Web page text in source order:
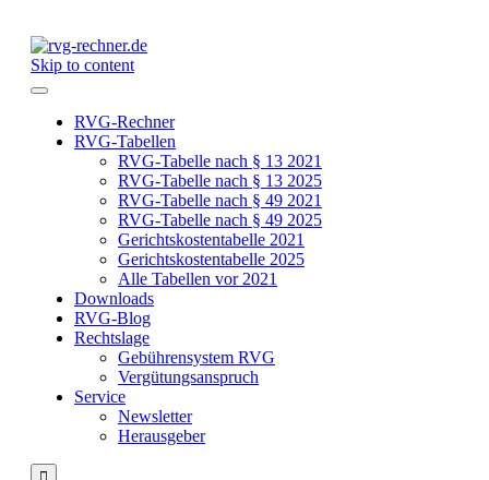
Skip to content
RVG-Rechner
RVG-Tabellen
RVG-Tabelle nach § 13 2021
RVG-Tabelle nach § 13 2025
RVG-Tabelle nach § 49 2021
RVG-Tabelle nach § 49 2025
Gerichtskostentabelle 2021
Gerichtskostentabelle 2025
Alle Tabellen vor 2021
Downloads
RVG-Blog
Rechtslage
Gebührensystem RVG
Vergütungsanspruch
Service
Newsletter
Herausgeber